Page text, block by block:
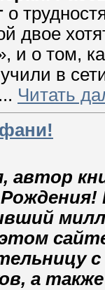
о
двое
и о том,
в
... Читать
автор
а